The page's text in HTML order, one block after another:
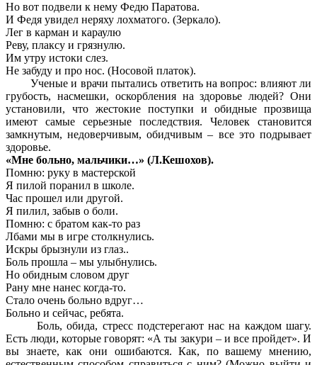
Но вот подвели к нему Федю Паратова.
И Федя увидел неряху лохматого. (Зеркало).
Лег в карман и караулю
Реву, плаксу и грязнулю.
Им утру истоки слез.
Не забуду и про нос. (Носовой платок).
Ученые и врачи пытались ответить на вопрос: влияют ли
грубость, насмешки, оскорбления на здоровье людей? Они
установили, что жестокие поступки и обидные прозвища
имеют самые серьезные последствия. Человек становится
замкнутым, недоверчивым, обидчивым – все это подрывает
здоровье.
«Мне больно, мальчики…» (Л.Кешохов).
Помню: руку в мастерской
Я пилой поранил в школе.
Час прошел или другой.
Я пилил, забыв о боли.
Помню: с братом как-то раз
Лбами мы в игре столкнулись.
Искры брызнули из глаз..
Боль прошла – мы улыбнулись.
Но обидным словом друг
Рану мне нанес когда-то.
Стало очень больно вдруг…
Больно и сейчас, ребята.
Боль, обида, стресс подстерегают нас на каждом шагу.
Есть люди, которые говорят: «А ты закури – и все пройдет». И
вы знаете, как они ошибаются. Как, по вашему мнению,